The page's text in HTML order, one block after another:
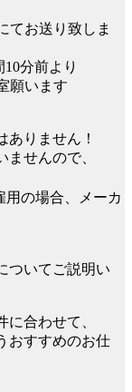
てお送り致しま
分前より
願います
ありません！
せんので、
の場合、メーカ
ついてご説明い
合わせて、
おすすめのお仕